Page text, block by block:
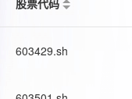
股票代码
603429.sh